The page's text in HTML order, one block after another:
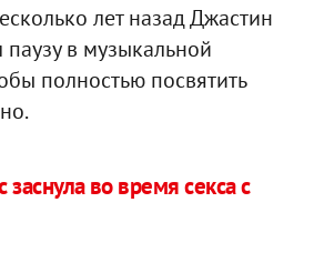
лет назад Джастин
в музыкальной
полностью посвятить
во время секса с